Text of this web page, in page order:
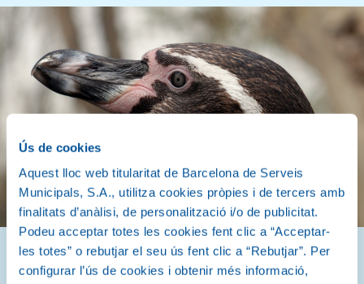
Ús de cookies
Aquest lloc web titularitat de Barcelona de Serveis
Municipals, S.A., utilitza cookies pròpies i de tercers amb
finalitats d’anàlisi, de personalització i/o de publicitat.
Podeu acceptar totes les cookies fent clic a “Acceptar-
les totes” o rebutjar el seu ús fent clic a “Rebutjar”. Per
configurar l’ús de cookies i obtenir més informació,